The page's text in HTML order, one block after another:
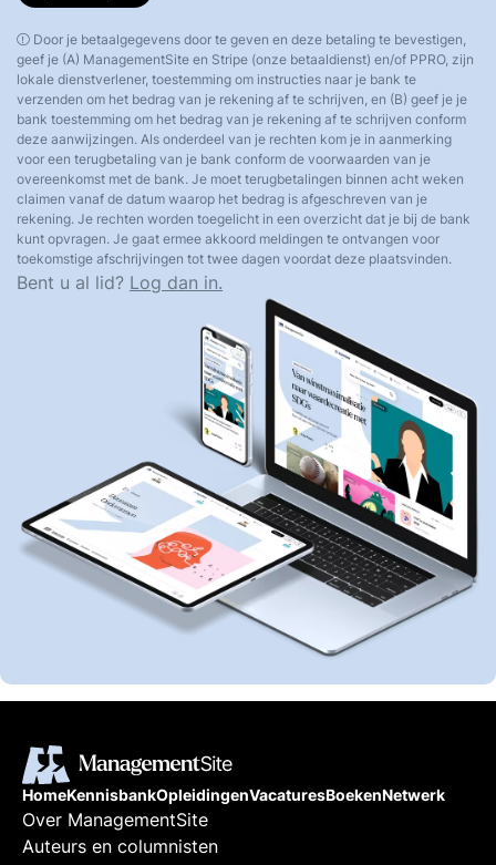
Door je betaalgegevens door te geven en deze betaling te bevestigen,
geef je (A) ManagementSite en Stripe (onze betaaldienst) en/of PPRO, zijn
lokale dienstverlener, toestemming om instructies naar je bank te
verzenden om het bedrag van je rekening af te schrijven, en (B) geef je je
bank toestemming om het bedrag van je rekening af te schrijven conform
deze aanwijzingen. Als onderdeel van je rechten kom je in aanmerking
voor een terugbetaling van je bank conform de voorwaarden van je
overeenkomst met de bank. Je moet terugbetalingen binnen acht weken
claimen vanaf de datum waarop het bedrag is afgeschreven van je
rekening. Je rechten worden toegelicht in een overzicht dat je bij de bank
kunt opvragen. Je gaat ermee akkoord meldingen te ontvangen voor
toekomstige afschrijvingen tot twee dagen voordat deze plaatsvinden.
Bent u al lid? Log dan in.
HomeKennisbankOpleidingenVacaturesBoekenNetwerk
Over ManagementSite
Auteurs en columnisten